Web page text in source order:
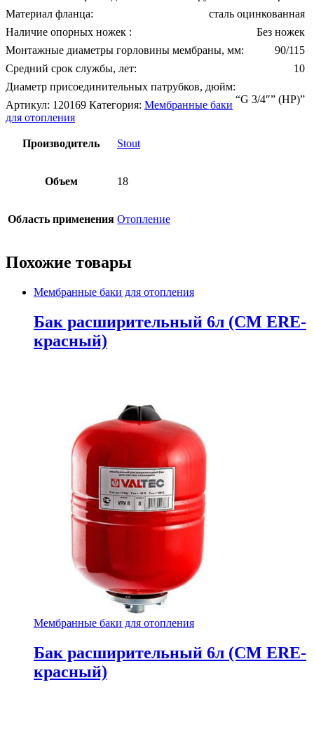
Материал фланца:
сталь оцинкованная
Наличие опорных ножек :
Без ножек
Монтажные диаметры горловины мембраны, мм:
90/115
Средний срок службы, лет:
10
Диаметр присоединительных патрубков, дюйм:
“G 3/4″” (НР)”
Артикул: 120169 Категория: Мембранные баки
для отопления
Производитель Stout
Объем 18
Область применения Отопление
Похожие товары
Мембранные баки для отопления
Бак расширительный 6л (СМ ЕRE-
красный)
Мембранные баки для отопления
Бак расширительный 6л (СМ ЕRE-
красный)